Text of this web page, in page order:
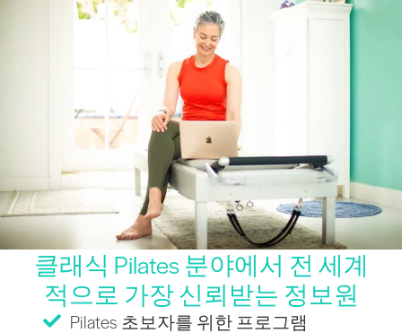
클래식 Pilates 분야에서 전 세계
적으로 가장 신뢰받는 정보원
Pilates 초보자를 위한 프로그램